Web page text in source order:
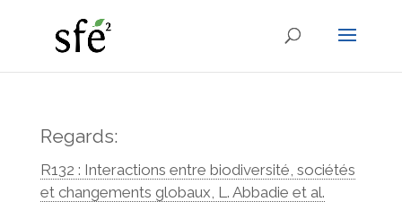
Regards:
R132 : Interactions entre biodiversité, sociétés
et changements globaux, L. Abbadie et al.